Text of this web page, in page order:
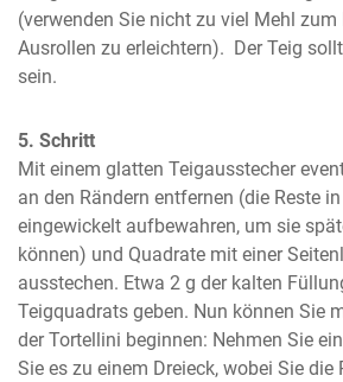
(verwenden Sie nicht zu viel Mehl
Ausrollen zu erleichtern).  Der Teig
sein.
5. Schritt
Mit einem glatten Teigausstecher
an den Rändern entfernen (die Reste
eingewickelt aufbewahren, um sie
können) und Quadrate mit einer
ausstechen. Etwa 2 g der kalten
Teigquadrats geben. Nun können Sie
der Tortellini beginnen: Nehmen Sie
Sie es zu einem Dreieck, wobei Sie die